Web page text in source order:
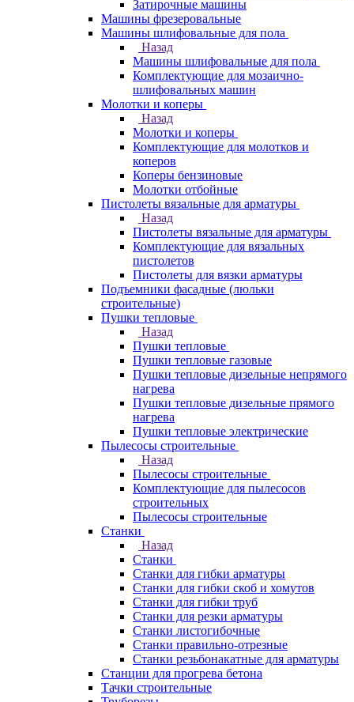
Затирочные машины
Машины фрезеровальные
Машины шлифовальные для пола
Назад
Машины шлифовальные для пола
Комплектующие для мозаично-
шлифовальных машин
Молотки и коперы
Назад
Молотки и коперы
Комплектующие для молотков и
коперов
Коперы бензиновые
Молотки отбойные
Пистолеты вязальные для арматуры
Назад
Пистолеты вязальные для арматуры
Комплектующие для вязальных
пистолетов
Пистолеты для вязки арматуры
Подъемники фасадные (люльки
строительные)
Пушки тепловые
Назад
Пушки тепловые
Пушки тепловые газовые
Пушки тепловые дизельные непрямого
нагрева
Пушки тепловые дизельные прямого
нагрева
Пушки тепловые электрические
Пылесосы строительные
Назад
Пылесосы строительные
Комплектующие для пылесосов
строительных
Пылесосы строительные
Станки
Назад
Станки
Станки для гибки арматуры
Станки для гибки скоб и хомутов
Станки для гибки труб
Станки для резки арматуры
Станки листогибочные
Станки правильно-отрезные
Станки резьбонакатные для арматуры
Станции для прогрева бетона
Тачки строительные